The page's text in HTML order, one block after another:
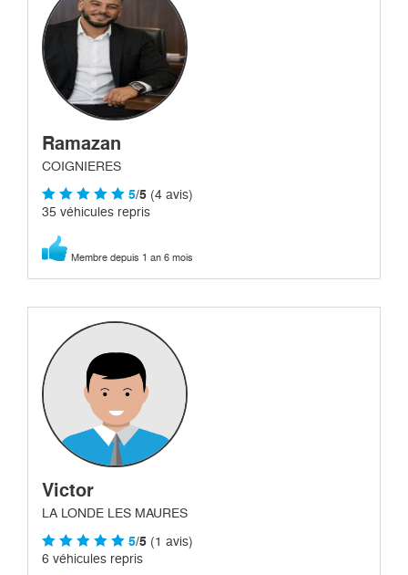
Ramazan
COIGNIERES
5/5 (4 avis)
35 véhicules repris
Membre depuis 1 an 6 mois
Victor
LA LONDE LES MAURES
5/5 (1 avis)
6 véhicules repris